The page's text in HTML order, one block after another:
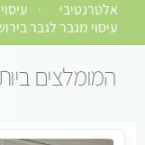
אלטרנטיבי ›
עיסוי מגבר לגבר
המומלצים